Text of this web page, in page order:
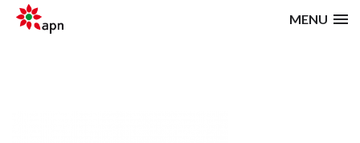
MENU